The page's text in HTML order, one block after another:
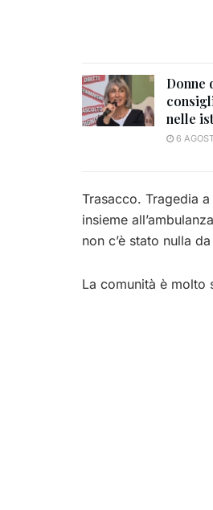
Donne
nelle
6
Trasacco. Tragedia
insieme
non c’è stato nulla
La comunità è molto